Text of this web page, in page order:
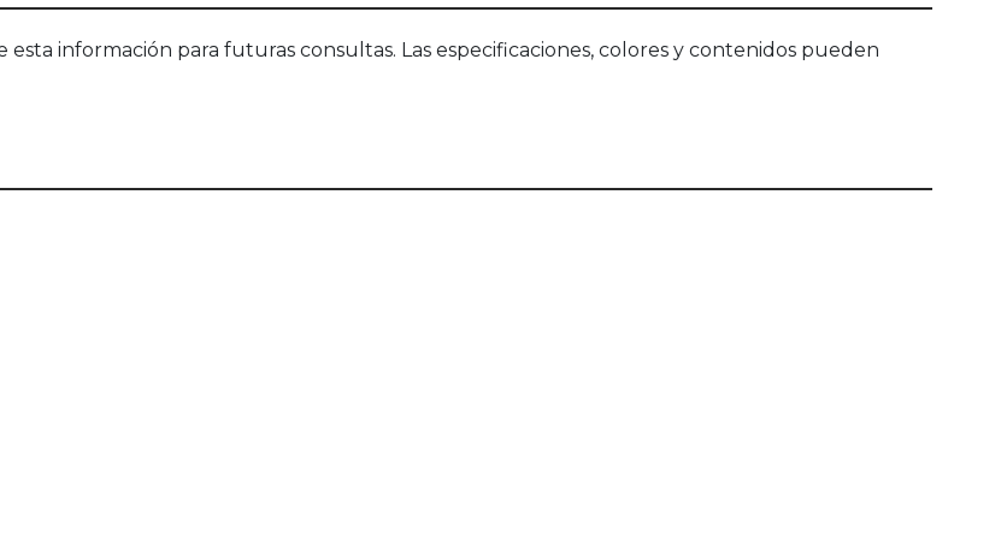
información para futuras consultas. Las especificaciones, colores y contenidos pueden